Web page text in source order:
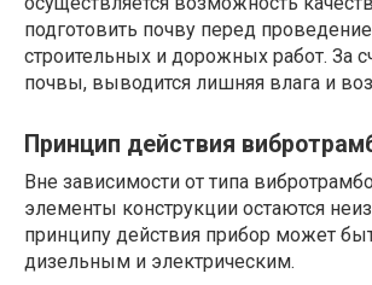
подготовить почву перед
строительных и дорожных работ. За
почвы, выводится лишняя влага и
Принцип действия
Вне зависимости от типа
элементы конструкции остаются
принципу действия прибор может
дизельным и электрическим.